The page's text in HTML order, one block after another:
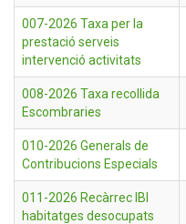
007-2026 Taxa per la
prestació serveis
intervenció activitats
008-2026 Taxa recollida
Escombraries
010-2026 Generals de
Contribucions Especials
011-2026 Recàrrec IBI
habitatges desocupats